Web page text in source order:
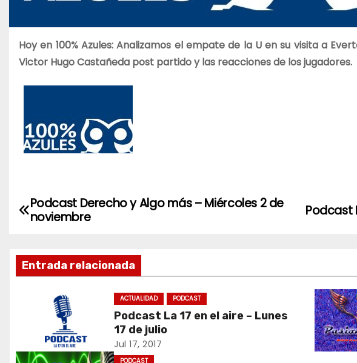
Hoy en 100% Azules: Analizamos el empate de la U en su visita a
Victor Hugo Castañeda post partido y las reacciones de los jugadores.
N
v
e
Podcast
Podcast Derecho y Algo más – Miércoles 2 de
noviembre
Entrada relacionada
ACTUALIDAD PODCAST
Podcast La 17 en el aire – Lunes
17 de julio
Jul 17, 2017
PODCAST